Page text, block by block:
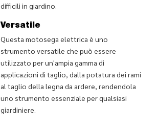
difficili in giardino.
Versatile
Questa motosega elettrica è uno
strumento versatile che può essere
utilizzato per un'ampia gamma di
applicazioni di taglio, dalla potatura dei rami
al taglio della legna da ardere, rendendola
uno strumento essenziale per qualsiasi
giardiniere.